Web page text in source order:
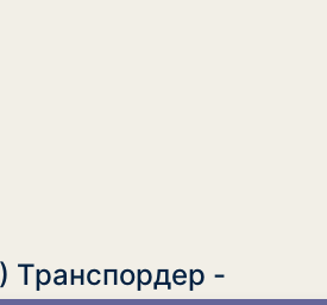
) Транспордер -